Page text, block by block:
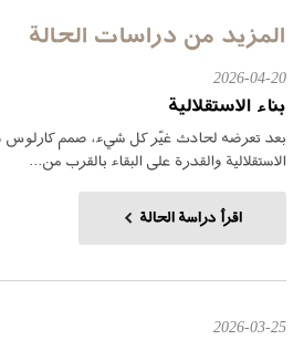
المزيد من دراسات الحالة
2026-04-20
بناء الاستقلالية
بعد تعرضه لحادث غيّر كل شيء، صمم كارلوس
الاستقلالية والقدرة على البقاء بالقرب من...
اقرأ دراسة الحالة
2026-03-25